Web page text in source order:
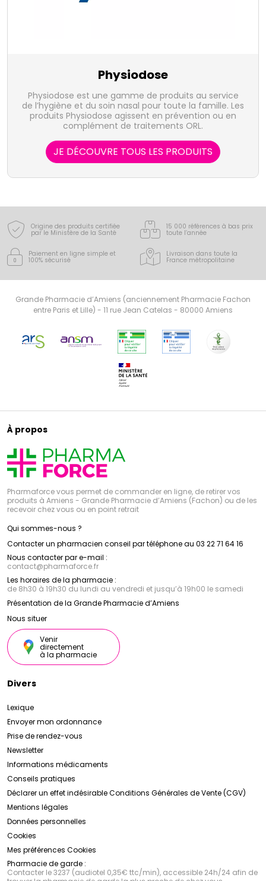
Physiodose
Physiodose est une gamme de produits au service
de l’hygiène et du soin nasal pour toute la famille. Les
produits Physiodose agissent en prévention ou en
complément de traitements ORL.
JE DÉCOUVRE TOUS LES PRODUITS
Origine des produits certifiée
par le Ministère de la Santé
15 000 références à bas prix
toute l’année
Paiement en ligne simple et
100% sécurisé
Livraison dans toute la
France métropolitaine
Grande Pharmacie d’Amiens (anciennement Pharmacie Fachon
entre Paris et Lille) - 11 rue Jean Catelas - 80000 Amiens
À propos
Pharmaforce vous permet de commander en ligne, de retirer vos
produits à Amiens - Grande Pharmacie d’Amiens (Fachon) ou de les
recevoir chez vous ou en point retrait
Qui sommes-nous ?
Contacter un pharmacien conseil par téléphone au 03 22 71 64 16
Nous contacter par e-mail :
contact@pharmaforce.fr
Les horaires de la pharmacie :
de 8h30 à 19h30 du lundi au vendredi et jusqu’à 19h00 le samedi
Présentation de la Grande Pharmacie d’Amiens
Nous situer
Venir
directement
à la pharmacie
Divers
Lexique
Envoyer mon ordonnance
Prise de rendez-vous
Newsletter
Informations médicaments
Conseils pratiques
Déclarer un effet indésirableConditions Générales de Vente (CGV)
Mentions légales
Données personnelles
Cookies
Mes préférences Cookies
Pharmacie de garde :
Contacter le 3237 (audiotel 0,35€ ttc/min), accessible 24h/24 afin de